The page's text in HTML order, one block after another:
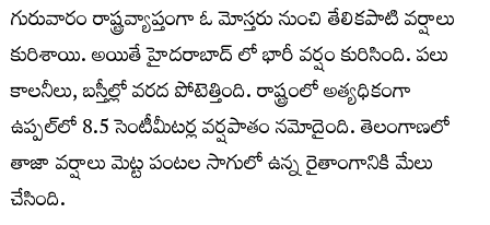
గురువారం రాష్ట్రవ్యాప్తంగా ఓ మోస్తరు నుంచి తేలికపాటి వర్షాలు
కురిశాయి. అయితే హైదరాబాద్ లో భారీ వర్షం కురిసింది. పలు
కాలనీలు, బస్తీల్లో వరద పోటెత్తింది. రాష్ట్రంలో అత్యధికంగా
ఉప్పల్‌లో 8.5 సెంటీమీటర్ల వర్షపాతం నమోదైంది. తెలంగాణలో
తాజా వర్షాలు మెట్ట పంటల సాగులో ఉన్న రైతాంగానికి మేలు
చేసింది.